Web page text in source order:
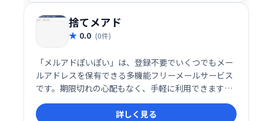
捨てメアド
0.0 (0件)
「メルアドぽいぽい」は、登録不要でいくつでもメー
ルアドレスを保有できる多機能フリーメールサービス
です。期限切れの心配もなく、手軽に利用できます。
プライバシー保護や、サービス登録時の使い捨てアド
レスとして最適です。詳しく見る